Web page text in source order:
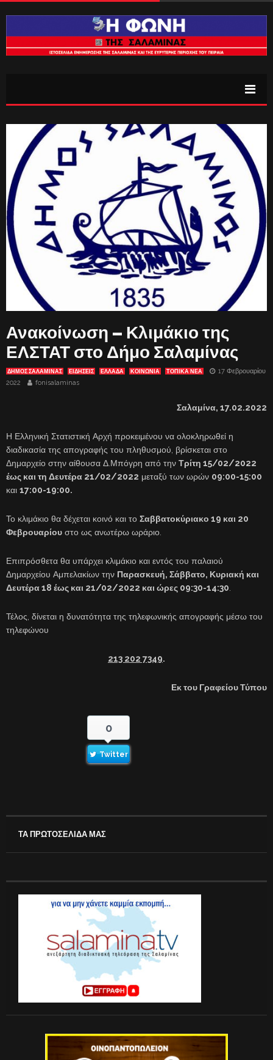
Ανακοίνωση – Κλιμάκιο της
ΕΛΣΤΑΤ στο Δήμο Σαλαμίνας
ΔΗΜΟΣ ΣΑΛΑΜΙΝΑΣ ΕΙΔΗΣΕΙΣ ΕΛΛΑΔΑ ΚΟΙΝΩΝΙΑ ΤΟΠΙΚΑ ΝΕΑ
17 Φεβρουαρίου
2022
fonisalaminas
Σαλαμίνα, 17.02.2022
Η Ελληνική Στατιστική Αρχή προκειμένου να ολοκληρωθεί η
διαδικασία της απογραφής του πληθυσμού, βρίσκεται στο
Δημαρχείο στην αίθουσα Δ.Μπόγρη από την Τρίτη 15/02/2022
έως και τη Δευτέρα 21/02/2022 μεταξύ των ωρών 09:00-15:00
και 17:00-19:00.
Το κλιμάκιο θα δέχεται κοινό και το Σαββατοκύριακο 19 και 20
Φεβρουαρίου στο ως ανωτέρω ωράριο.
Επιπρόσθετα θα υπάρχει κλιμάκιο και εντός του παλαιού
Δημαρχείου Αμπελακίων την Παρασκευή, Σάββατο, Κυριακή και
Δευτέρα 18 έως και 21/02/2022 και ώρες 09:30-14:30
Τέλος, δίνεται η δυνατότητα της τηλεφωνικής απογραφής μέσω του
τηλεφώνου
213 202 7349.
Εκ του Γραφείου Τύπου
0
Twitter
ΤΑ ΠΡΩΤΟΣΕΛΙΔΑ ΜΑΣ